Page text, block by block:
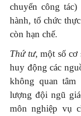
chuyển công
hành, tổ chức
còn hạn chế.
Thứ tư, một số cơ
huy động các
không quan tâm
lượng đội ngũ
môn nghiệp vụ